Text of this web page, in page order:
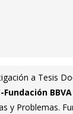
a Tesis
Fundación
y Problemas.